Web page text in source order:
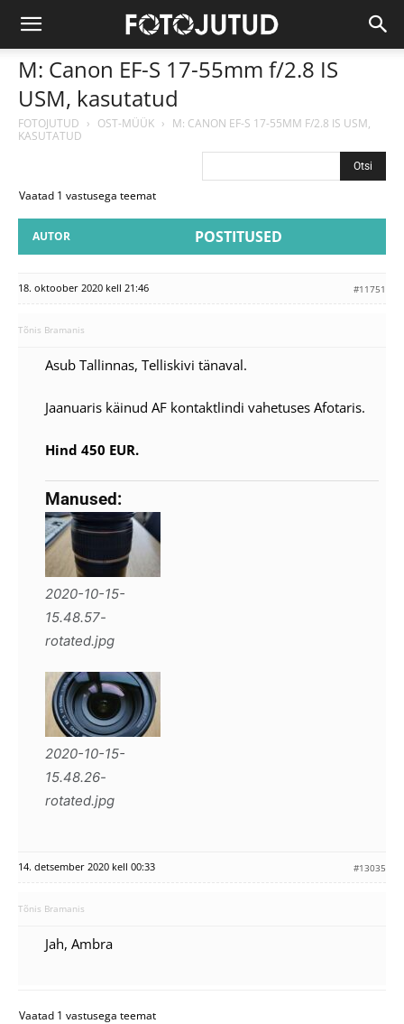
M: Canon EF-S 17-55mm f/2.8 IS
USM, kasutatud
FOTOJUTUD › OST-MÜÜK › M: CANON EF-S 17-55MM F/2.8 IS USM,
KASUTATUD
Vaatad 1 vastusega teemat
AUTOR POSTITUSED
18. oktoober 2020 kell 21:46 #11751
Tõnis Bramanis
Asub Tallinnas, Telliskivi tänaval.
Jaanuaris käinud AF kontaktlindi vahetuses Afotaris.
Hind 450 EUR.
Manused:
2020-10-15-
15.48.57-
rotated.jpg
2020-10-15-
15.48.26-
rotated.jpg
14. detsember 2020 kell 00:33 #13035
Tõnis Bramanis
Jah, Ambra
Vaatad 1 vastusega teemat